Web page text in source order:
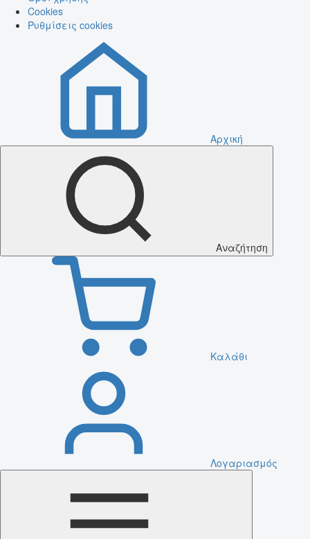
Cookies
Ρυθμίσεις cookies
Αρχική
Αναζήτηση
Καλάθι
Λογαριασμός